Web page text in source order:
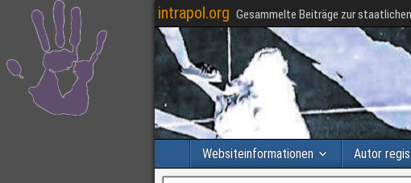
intrapol.org Gesammelte Beiträge zur
Websiteinformationen Autor